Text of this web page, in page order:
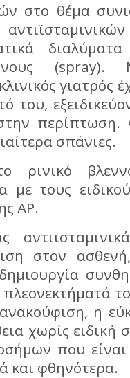
στο θέμα
διαλύματα
γιατρός
του,
περίπτωση.
σπάνιες.
ρινικό
με τους
ΑΡ.
στον
η
χωρίς ειδική
που
και φθηνότερα.